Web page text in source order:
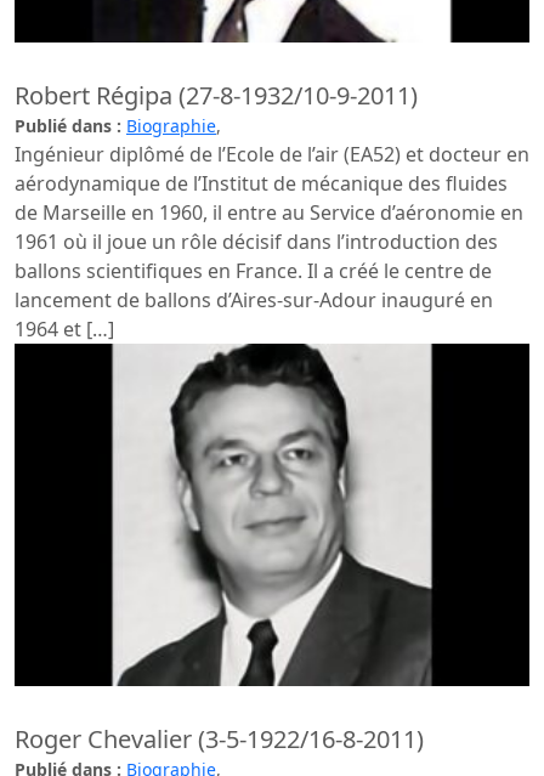
Robert Régipa (27-8-1932/10-9-2011)
Publié dans : Biographie,
Ingénieur diplômé de l’Ecole de l’air (EA52) et docteur en
aérodynamique de l’Institut de mécanique des fluides
de Marseille en 1960, il entre au Service d’aéronomie en
1961 où il joue un rôle décisif dans l’introduction des
ballons scientifiques en France. Il a créé le centre de
lancement de ballons d’Aires-sur-Adour inauguré en
1964 et […]
Roger Chevalier (3-5-1922/16-8-2011)
Publié dans : Biographie,